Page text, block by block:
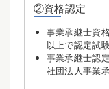
②資格認定
事業承継士資
以上で認定試
事業承継士認
社団法人事業